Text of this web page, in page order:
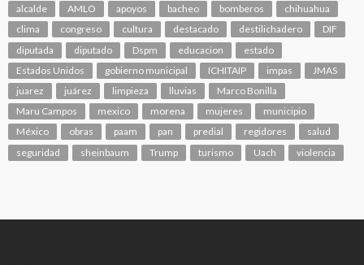
alcalde AMLO apoyos bacheo bomberos
chihuahua
clima
congreso cultura destacado destilichadero
DIF
diputada
diputado Dspm educacion
estado
Estados Unidos
gobierno municipal ICHITAIP impas
JMAS
juarez
juárez limpieza lluvias
Marco Bonilla
Maru Campos
mexico morena mujeres
municipio
México
obras paam pan predial regidores
salud
seguridad
sheinbaum Trump turismo Uach violencia